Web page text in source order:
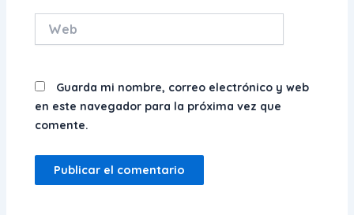
Guarda mi nombre, correo electrónico y web
en este navegador para la próxima vez que
comente.